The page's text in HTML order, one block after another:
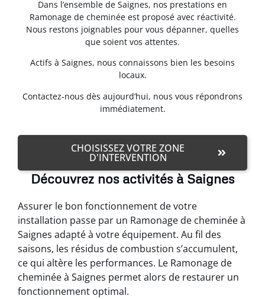
Dans l’ensemble de Saignes, nos prestations en
Ramonage de cheminée est proposé avec réactivité.
Nous restons joignables pour vous dépanner, quelles
que soient vos attentes.
Actifs à Saignes, nous connaissons bien les besoins
locaux.
Contactez-nous dès aujourd’hui, nous vous répondrons
immédiatement.
CHOISISSEZ VOTRE ZONE
D'INTERVENTION
Découvrez nos activités à Saignes
Assurer le bon fonctionnement de votre
installation passe par un Ramonage de cheminée à
Saignes adapté à votre équipement. Au fil des
saisons, les résidus de combustion s’accumulent,
ce qui altère les performances. Le Ramonage de
cheminée à Saignes permet alors de restaurer un
fonctionnement optimal.